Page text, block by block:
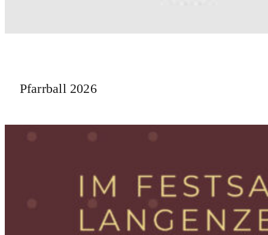
Pfarrball 2026